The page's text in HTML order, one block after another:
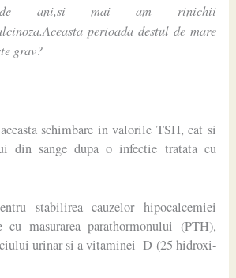
ani,si mai am rinichii
perioada destul de mare
grav?
schimbare in valorile TSH, cat si
din sange dupa o infectie tratata cu
stabilirea cauzelor hipocalcemiei
cu masurarea parathormonului (PTH),
urinar si a vitaminei D (25 hidroxi-